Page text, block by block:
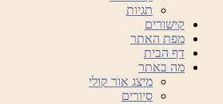
תגיות
קישורים
מפת האתר
דף הבית
מה באתר
מיצג אור קולי
סיורים